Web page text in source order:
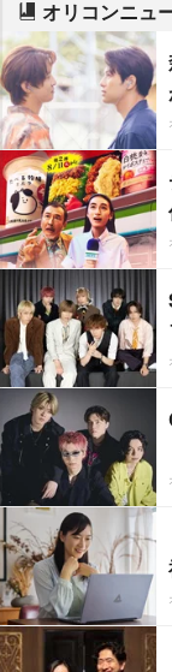
オリコンニュ